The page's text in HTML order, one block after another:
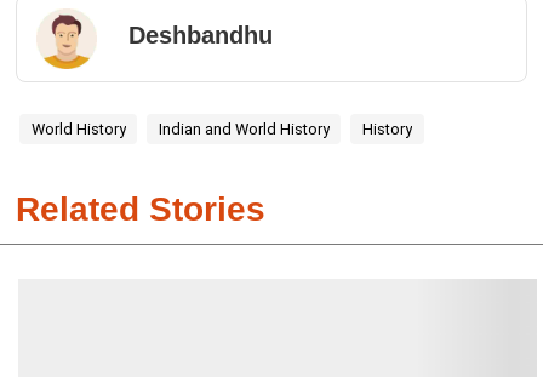
Deshbandhu
World History Indian and World History History
Related Stories